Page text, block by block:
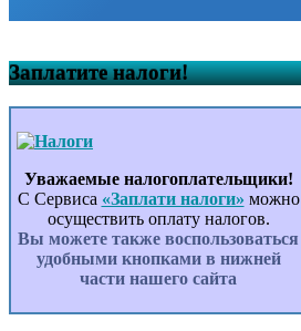
Заплатите налоги!
Уважаемые налогоплательщики!
С Сервиса «Заплати налоги» можно
осуществить оплату налогов.
Вы можете также воспользоваться
удобными кнопками в нижней
части нашего сайта